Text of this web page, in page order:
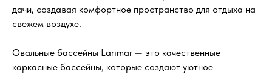
дачи, создавая комфортное пространство для отдыха на
свежем воздухе.
Овальные бассейны Larimar — это качественные
каркасные бассейны, которые создают уютное